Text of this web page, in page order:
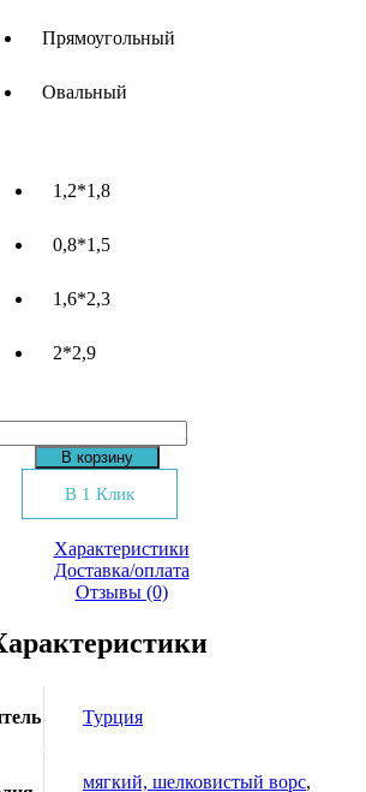
Прямоугольный
Овальный
1,2*1,8
0,8*1,5
1,6*2,3
2*2,9
В корзину
В 1 Клик
Характеристики
Доставка/оплата
Отзывы (0)
Турция
мягкий, шелковистый ворс,